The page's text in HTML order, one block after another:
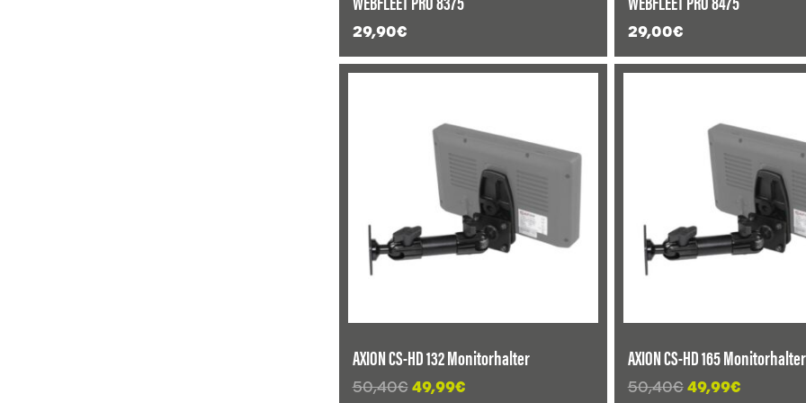
29,90€ 29,00€
AXION CS-HD 132 Monitorhalter
50,40€Ursprünglicher
49,99€Aktueller
AXION CS-HD 165 Monitorhalter
50,40€Ursprünglicher
49,99€Aktueller